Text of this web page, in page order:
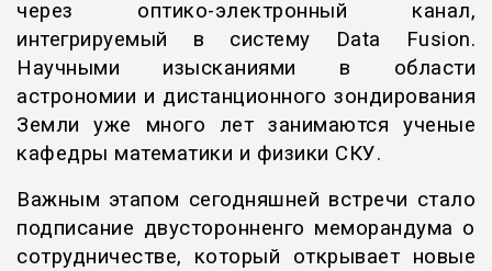
через оптико-электронный канал,
интегрируемый в систему Data Fusion.
Научными изысканиями в области
астрономии и дистанционного зондирования
Земли уже много лет занимаются ученые
кафедры математики и физики СКУ.
Важным этапом сегодняшней встречи стало
подписание двусторонненго меморандума о
сотрудничестве, который открывает новые